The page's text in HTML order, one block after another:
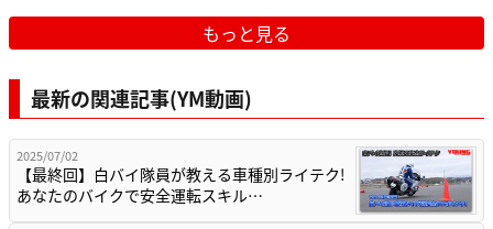
もっと見る
最新の関連記事(YM動画)
2025/07/02
【最終回】白バイ隊員が教える車種別ライテク!
あなたのバイクで安全運転スキル…